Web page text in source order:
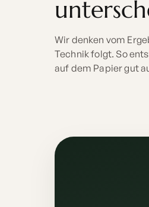
Wir denken vom
Technik folgt. So
auf dem Papier gut